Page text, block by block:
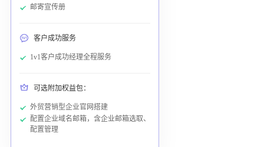
邮寄宣传册
客户成功服务
1v1客户成功经理全程服务
可选附加权益包：
外贸营销型企业官网搭建
配置企业域名邮箱，含企业邮箱选取、
配置管理